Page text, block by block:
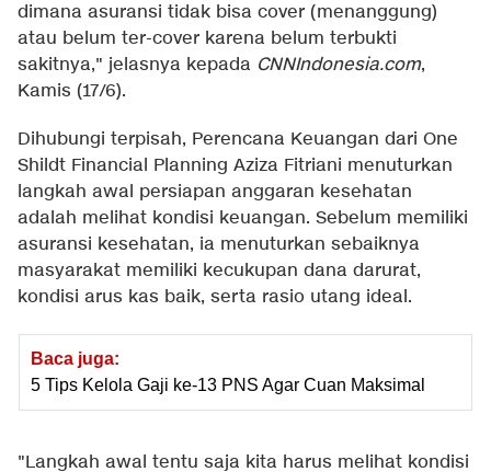
dimana asuransi tidak bisa cover (menanggung)
atau belum ter-cover karena belum terbukti
sakitnya," jelasnya kepada CNNIndonesia.com,
Kamis (17/6).
Dihubungi terpisah, Perencana Keuangan dari One
Shildt Financial Planning Aziza Fitriani menuturkan
langkah awal persiapan anggaran kesehatan
adalah melihat kondisi keuangan. Sebelum memiliki
asuransi kesehatan, ia menuturkan sebaiknya
masyarakat memiliki kecukupan dana darurat,
kondisi arus kas baik, serta rasio utang ideal.
Baca juga:
5 Tips Kelola Gaji ke-13 PNS Agar Cuan Maksimal
"Langkah awal tentu saja kita harus melihat kondisi